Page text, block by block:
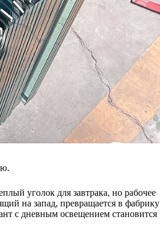
уголок для завтрака, но рабочее
на запад, превращается в фабрику
с дневным освещением становится